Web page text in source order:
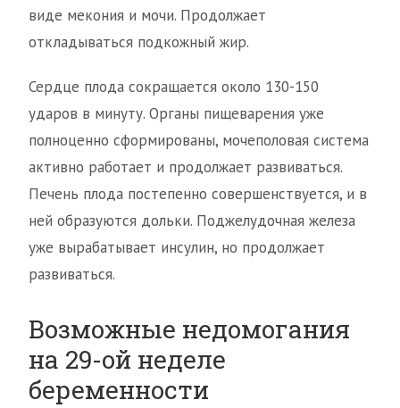
виде мекония и мочи. Продолжает
откладываться подкожный жир.
Сердце плода сокращается около 130-150
ударов в минуту. Органы пищеварения уже
полноценно сформированы, мочеполовая система
активно работает и продолжает развиваться.
Печень плода постепенно совершенствуется, и в
ней образуются дольки. Поджелудочная железа
уже вырабатывает инсулин, но продолжает
развиваться.
Возможные недомогания
на 29-ой неделе
беременности